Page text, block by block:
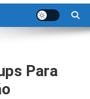
Para